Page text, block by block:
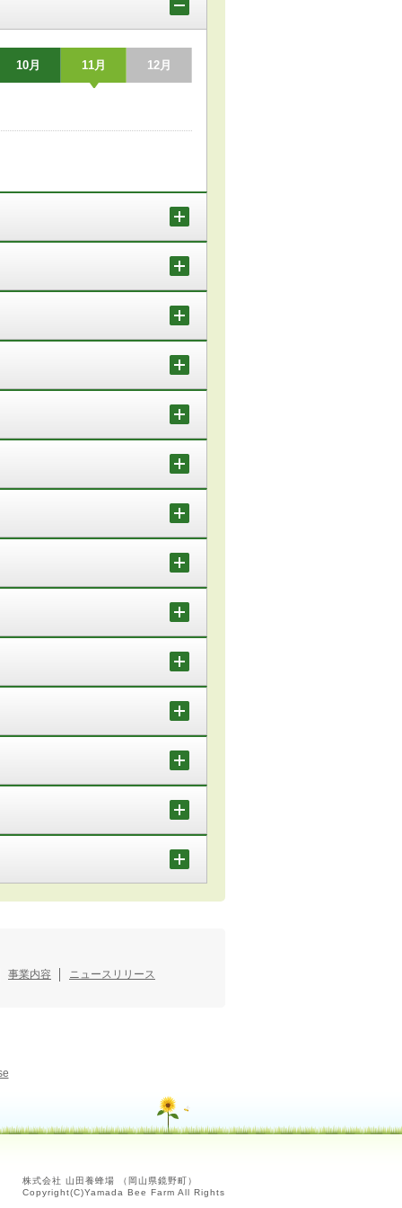
10月 11月 12月
事業内容
ニュースリリース
株式会社 山田養蜂場 （岡山県鏡野町）
Copyright(C)Yamada Bee Farm All Rights